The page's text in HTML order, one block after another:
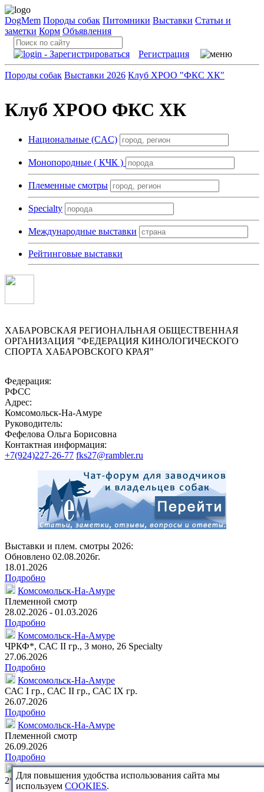
DogMem Породы собак Питомники Выставки Статьи и
заметки Корм Объявления
Регистрация
Породы собак Выставки 2026 Клуб ХРОО "ФКС ХК"
Клуб ХРОО ФКС ХК
Национальные (CAC)
Монопородные ( КЧК )
Племенные смотры
Specialty
Международные выставки
Рейтинговые выставки
ХАБАРОВСКАЯ РЕГИОНАЛЬНАЯ ОБЩЕСТВЕННАЯ
ОРГАНИЗАЦИЯ "ФЕДЕРАЦИЯ КИНОЛОГИЧЕСКОГО
СПОРТА ХАБАРОВСКОГО КРАЯ"
Федерация:
РФСС
Адрес:
Комсомольск-На-Амуре
Руководитель:
Фефелова Ольга Борисовна
Контактная информация:
+7(924)227-26-77 fks27@rambler.ru
Выставки и плем. смотры 2026:
Обновлено 02.08.2026г.
18.01.2026
Подробно
Комсомольск-На-Амуре
Племенной смотр
28.02.2026 - 01.03.2026
Подробно
Комсомольск-На-Амуре
ЧРКФ*, САС II гр., 3 моно, 26 Specialty
27.06.2026
Подробно
Комсомольск-На-Амуре
САС I гр., САС II гр., САС IX гр.
26.07.2026
Подробно
Комсомольск-На-Амуре
Племенной смотр
26.09.2026
Подробно
Комсомольск-На-Амуре
2*ЧФ, 3 моно
Для повышения удобства использования сайта мы
используемCOOKIES.